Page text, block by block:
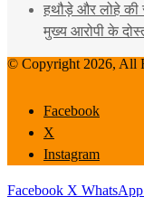
हथौड़े और लोहे की
मुख्य आरोपी के
© Copyright 2026, All
Facebook
X
Instagram
Facebook X WhatsApp